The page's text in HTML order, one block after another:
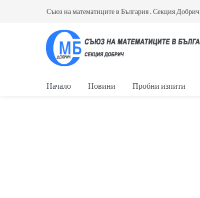
Съюз на математиците в България . Секция Добрич
Начало Новини Пробни изпити